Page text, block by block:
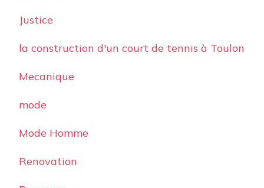
Justice
la construction d'un court de tennis à Toulon
Mecanique
mode
Mode Homme
Renovation